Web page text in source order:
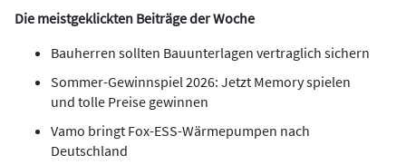
Die meistgeklickten Beiträge der Woche
Bauherren sollten Bauunterlagen vertraglich sichern
Sommer-Gewinnspiel 2026: Jetzt Memory spielen
und tolle Preise gewinnen
Vamo bringt Fox-ESS-Wärmepumpen nach
Deutschland